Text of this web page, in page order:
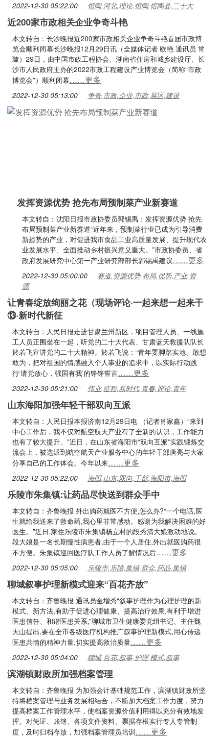
2022-12-30 05:22:00 馆陶,河北,理论,馆陶,馆陶县,二十大
近200家市政相关企业争奇斗艳
本文转自：长沙晚报近200家市政相关企业争奇斗艳首届市政博
览会顺利闭幕长沙晚报12月29日讯（全媒体记者 欧艳 通讯员 常
璇）29日，由中国市政工程协会、湖南省住房和城乡建设厅、长
沙市人民政府主办的2022市政工程建设产业博览会（简称“市政
博览会”）顺利闭幕……更多
2022-12-30 05:13:00 争奇,市政,企业,市政,展区,建设
发挥资源优势 抢先布局预制菜产业新赛道
本文转自：沈阳日报市政协委员郭锡禹：发挥资源优势 抢先
布局预制菜产业新赛道“近年来，预制菜行业已成为引导消费
新趋势的产业，对促进我市食品工业高质量发展、提升现代农
业发展水平、全面推动乡村振兴意义重大。”市政协委员、省
政府发展研究中心第一产业研究部部长郭锡禹建议……更多
2022-12-30 05:00:00
赛道,资源优势,布局,优势,产业,资
源
让青春绽放绚丽之花（现场评论·一起来想一起来干
⑬·新时代新征
本文转自：人民日报走进甘肃兰州新区，项目管理人员、一线施
工人员正围坐在一起，听党的二十大代表、甘肃蓝天救援队队长
於若飞宣讲党的二十大精神。於若飞说：“青年要脚踏实地、敢想
敢为，把对祖国的情感融入个人事业的追求中，以实际行动践
行‘请党放心，强国有我’的铮铮誓言……更多
2022-12-30 05:21:00 伟业,征程,新时代,青春,评论,青年
山东海阳加强年轻干部双向互派
本文转自：人民日报本报济南12月29日电 （记者肖家鑫）“来到
中心工作后，我不仅对航空航天产业有了全新的认识，工作能力
也有了较大提升。”近日，在山东省海阳市“双向互派”实践锻炼交
流会上，被选派到航空航天产业服务中心的年轻干部唐亮与大家
分享自己的工作体会。今年以来……更多
2022-12-30 05:22:00 海阳,山东,双向,干部,海阳市,海阳
乐陵市朱集镇:让药品尽快送到群众手中
本文转自：齐鲁晚报 外出购药就医不方便,怎么办?“一个电话,医
生就给我送来了救命药,我心里非常感动。感谢为我解决困难的好
医生。”近日,家住乐陵市朱集镇杨立村的段秀清大娘激动地说。
段大娘是一名长期慢性病患者,由于一个人居住,外出就医购药很
不方便。朱集镇巡回医疗队工作人员了解情况后……更多
2022-12-30 05:05:00 乐陵市,乐陵,集镇,群众,药品,集镇
聊城叙事护理新模式迎来“百花齐放”
本文转自：齐鲁晚报 通讯员金增秀“叙事护理作为心理护理的新
模式、新方法,有助于促进心理健康、提高治疗效果,有利于增进
医患信任、和谐医患关系,”聊城市卫生健康委党组书记、主任魏
天山提出,要在全市各级医疗机构推广叙事护理新模式,用心传递
医患共情的精神力量,切实提高救治质量……更多
2022-12-30 05:04:00 聊城,百花,叙事,护理,模式,叙事
滨湖镇财政所加强档案管理
本文转自：齐鲁晚报 为加强会计基础规范工作，滨湖镇财政所坚
持将档案管理与业务发展相结合，不断加大档案工作力度，努力
提高档案工作管理水平，使档案资源价值利用得以充分有效地发
挥。对凭证、账簿、各项文件资料、票据存根实行专人专管制
度，及时归档存放，加强档案管理员培训……更多